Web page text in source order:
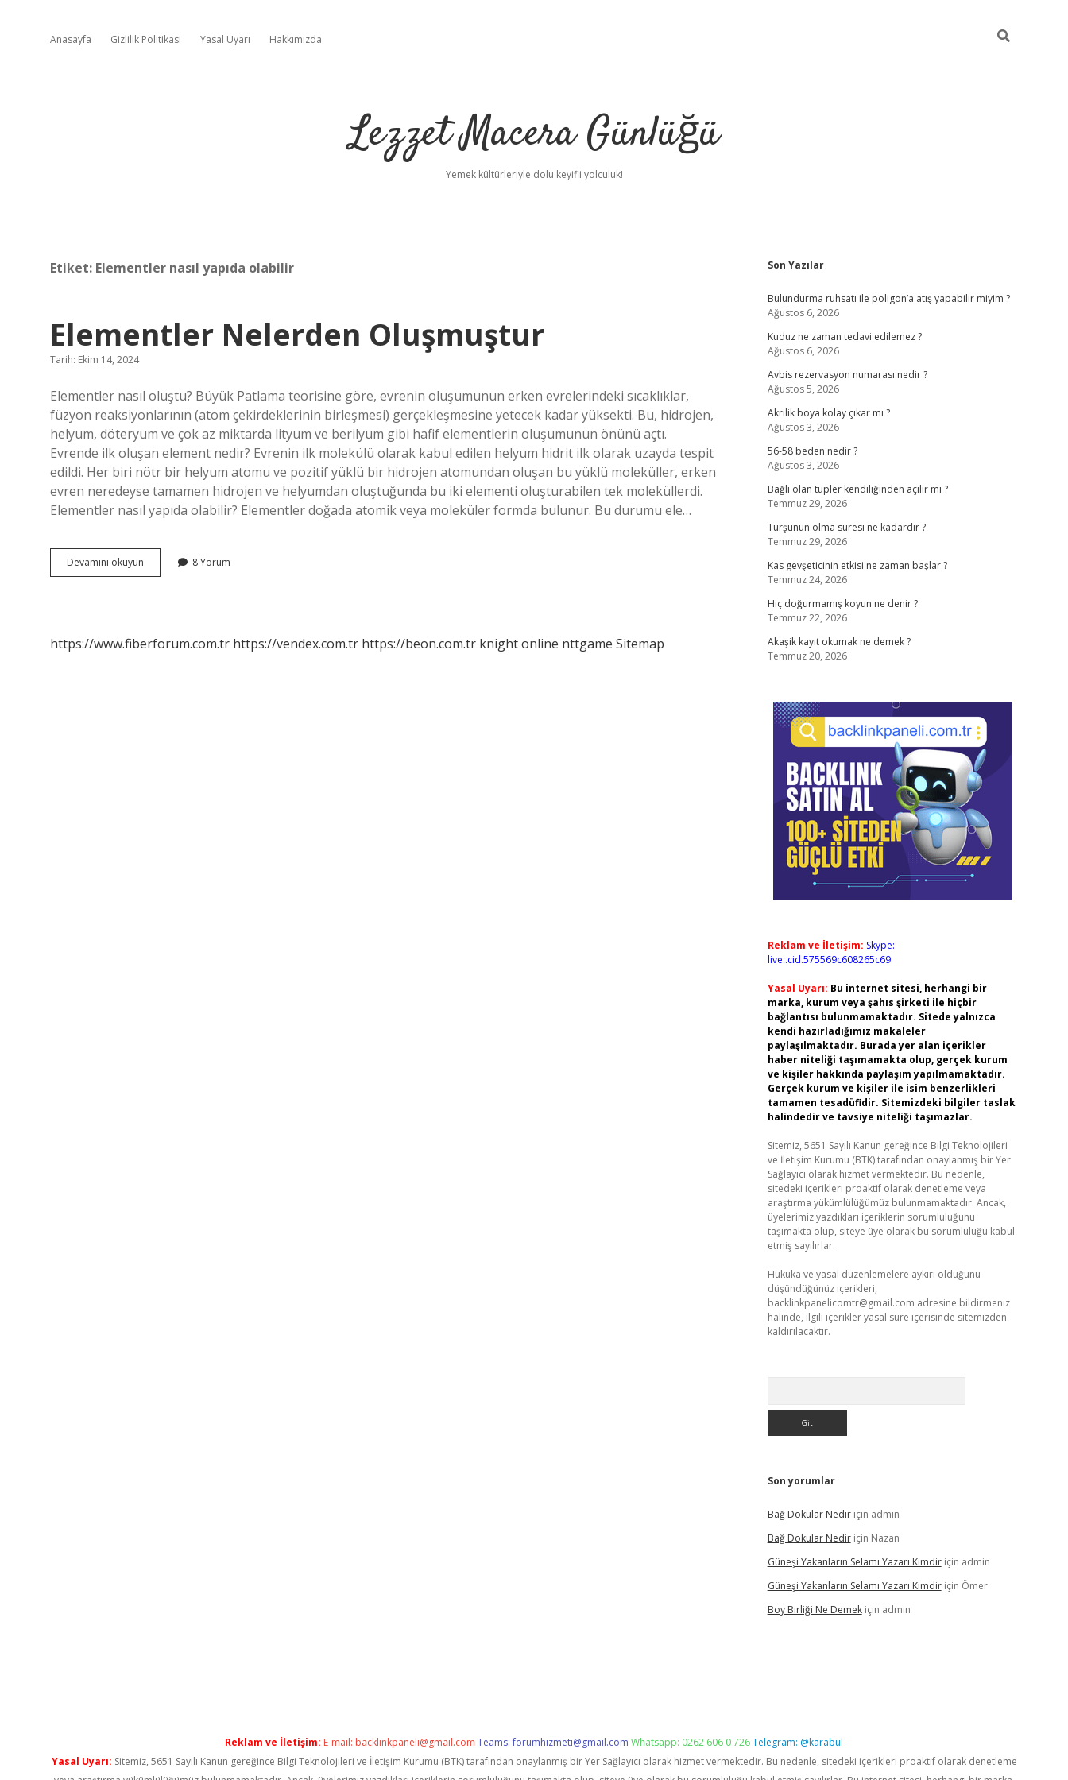
Anasayfa Gizlilik Politikası Yasal Uyarı Hakkımızda
Lezzet Macera Günlüğü
Yemek kültürleriyle dolu keyifli yolculuk!
Etiket: Elementler nasıl yapıda olabilir
Elementler Nelerden Oluşmuştur
Tarih: Ekim 14, 2024
Elementler nasıl oluştu? Büyük Patlama teorisine göre, evrenin oluşumunun erken evrelerindeki sıcaklıklar,
füzyon reaksiyonlarının (atom çekirdeklerinin birleşmesi) gerçekleşmesine yetecek kadar yüksekti. Bu, hidrojen,
helyum, döteryum ve çok az miktarda lityum ve berilyum gibi hafif elementlerin oluşumunun önünü açtı.
Evrende ilk oluşan element nedir? Evrenin ilk molekülü olarak kabul edilen helyum hidrit ilk olarak uzayda tespit
edildi. Her biri nötr bir helyum atomu ve pozitif yüklü bir hidrojen atomundan oluşan bu yüklü moleküller, erken
evren neredeyse tamamen hidrojen ve helyumdan oluştuğunda bu iki elementi oluşturabilen tek moleküllerdi.
Elementler nasıl yapıda olabilir? Elementler doğada atomik veya moleküler formda bulunur. Bu durumu ele…
Devamını okuyun Elementler
Nelerden
8 Yorum
https://www.fiberforum.com.tr https://vendex.com.tr https://beon.com.tr knight online nttgame Sitemap
Sidebar
Son Yazılar
Bulundurma ruhsatı ile poligon’a atış yapabilir miyim ?
Ağustos 6, 2026
Kuduz ne zaman tedavi edilemez ?
Ağustos 6, 2026
Avbis rezervasyon numarası nedir ?
Ağustos 5, 2026
Akrilik boya kolay çıkar mı ?
Ağustos 3, 2026
56-58 beden nedir ?
Ağustos 3, 2026
Bağlı olan tüpler kendiliğinden açılır mı ?
Temmuz 29, 2026
Turşunun olma süresi ne kadardır ?
Temmuz 29, 2026
Kas gevşeticinin etkisi ne zaman başlar ?
Temmuz 24, 2026
Hiç doğurmamış koyun ne denir ?
Temmuz 22, 2026
Akaşik kayıt okumak ne demek ?
Temmuz 20, 2026
Reklam ve İletişim: Skype:
live:.cid.575569c608265c69
Yasal Uyarı: Bu internet sitesi, herhangi bir
marka, kurum veya şahıs şirketi ile hiçbir
bağlantısı bulunmamaktadır. Sitede yalnızca
kendi hazırladığımız makaleler
paylaşılmaktadır. Burada yer alan içerikler
haber niteliği taşımamakta olup, gerçek kurum
ve kişiler hakkında paylaşım yapılmamaktadır.
Gerçek kurum ve kişiler ile isim benzerlikleri
tamamen tesadüfidir. Sitemizdeki bilgiler taslak
halindedir ve tavsiye niteliği taşımazlar.
Sitemiz, 5651 Sayılı Kanun gereğince Bilgi Teknolojileri
ve İletişim Kurumu (BTK) tarafından onaylanmış bir Yer
Sağlayıcı olarak hizmet vermektedir. Bu nedenle,
sitedeki içerikleri proaktif olarak denetleme veya
araştırma yükümlülüğümüz bulunmamaktadır. Ancak,
üyelerimiz yazdıkları içeriklerin sorumluluğunu
taşımakta olup, siteye üye olarak bu sorumluluğu kabul
etmiş sayılırlar.
Hukuka ve yasal düzenlemelere aykırı olduğunu
düşündüğünüz içerikleri,
backlinkpanelicomtr@gmail.com adresine bildirmeniz
halinde, ilgili içerikler yasal süre içerisinde sitemizden
kaldırılacaktır.
Son yorumlar
Bağ Dokular Nediriçin admin
Bağ Dokular Nediriçin Nazan
Güneşi Yakanların Selamı Yazarı Kimdiriçin admin
Güneşi Yakanların Selamı Yazarı Kimdiriçin Ömer
Boy Birliği Ne Demekiçin admin
Reklam ve İletişim: E-mail: backlinkpaneli@gmail.com Teams:forumhizmeti@gmail.com Whatsapp: 0262 606 0 726Telegram: @karabul
Yasal Uyarı: Sitemiz, 5651 Sayılı Kanun gereğince Bilgi Teknolojileri ve İletişim Kurumu (BTK) tarafından onaylanmış bir Yer Sağlayıcı olarak hizmet vermektedir. Bu nedenle, sitedeki içerikleri proaktif olarak denetleme